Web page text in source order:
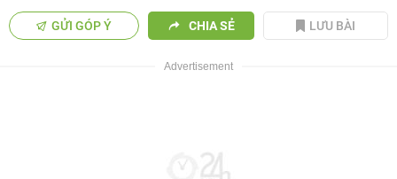
GỬI GÓP Ý CHIA SẺ LƯU BÀI